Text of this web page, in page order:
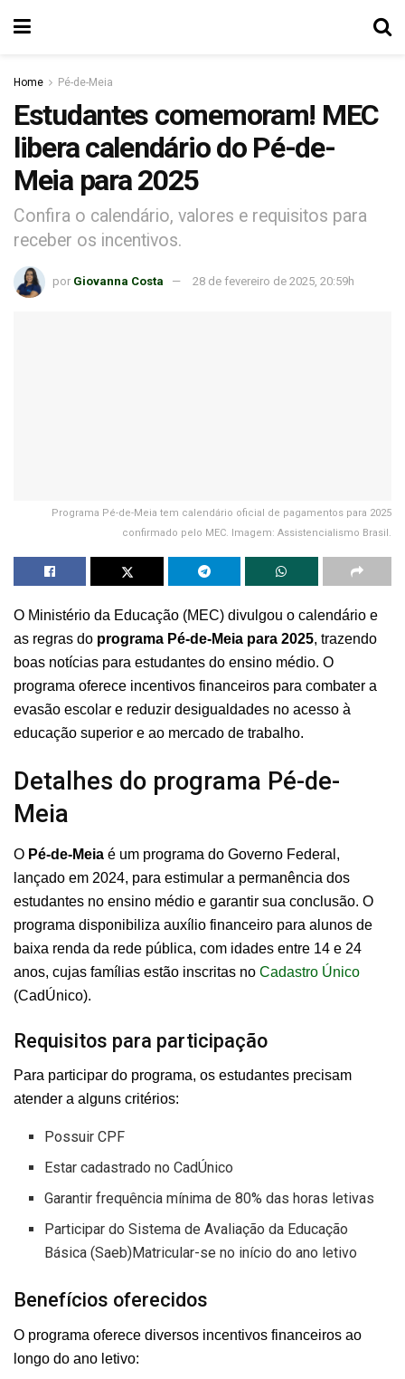
Home Pé-de-Meia
Estudantes comemoram! MEC
libera calendário do Pé-de-
Meia para 2025
Confira o calendário, valores e requisitos para
receber os incentivos.
por Giovanna Costa 28 de fevereiro de 2025, 20:59h
Programa Pé-de-Meia tem calendário oficial de pagamentos para 2025
confirmado pelo MEC. Imagem: Assistencialismo Brasil.
O Ministério da Educação (MEC) divulgou o calendário e
as regras do programa Pé-de-Meia para 2025, trazendo
boas notícias para estudantes do ensino médio. O
programa oferece incentivos financeiros para combater a
evasão escolar e reduzir desigualdades no acesso à
educação superior e ao mercado de trabalho.
Detalhes do programa Pé-de-
Meia
O Pé-de-Meia é um programa do Governo Federal,
lançado em 2024, para estimular a permanência dos
estudantes no ensino médio e garantir sua conclusão. O
programa disponibiliza auxílio financeiro para alunos de
baixa renda da rede pública, com idades entre 14 e 24
anos, cujas famílias estão inscritas no Cadastro Único
(CadÚnico).
Requisitos para participação
Para participar do programa, os estudantes precisam
atender a alguns critérios:
Possuir CPF
Estar cadastrado no CadÚnico
Garantir frequência mínima de 80% das horas letivas
Participar do Sistema de Avaliação da Educação
Básica (Saeb)Matricular-se no início do ano letivo
Benefícios oferecidos
O programa oferece diversos incentivos financeiros ao
longo do ano letivo: